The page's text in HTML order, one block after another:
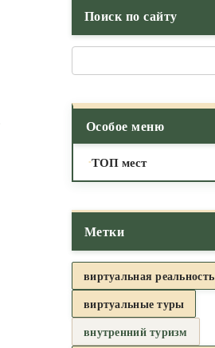
Поиск по сайту
Особое меню
ТОП мест
Метки
виртуальная реальность
виртуальные туры
внутренний туризм